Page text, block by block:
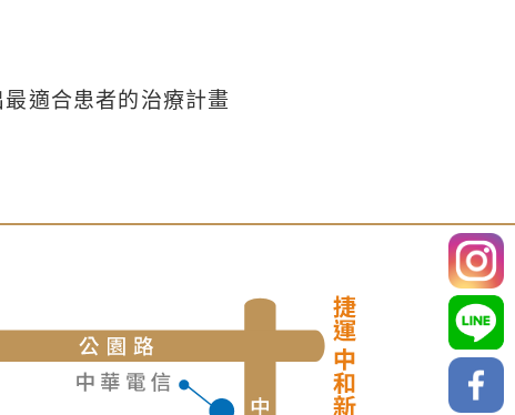
適合患者的治療計畫